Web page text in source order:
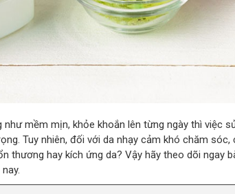
mềm mịn, khỏe khoắn lên từng ngày thì việc
Tuy nhiên, đối với da nhạy cảm khó chăm
thương hay kích ứng da? Vậy hãy theo dõi ngay